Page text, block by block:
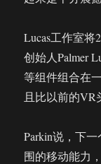
Lucas工作室将
创始人Palmer
等组件组合在
且比以前的VR
Parkin说，下
围的移动能力